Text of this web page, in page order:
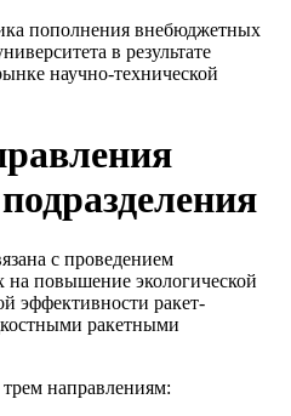
пополнения внебюджетных
в результате
научно-технической
с проведением
на повышение экологической
эффективности ракет-
ракетными
направлениям: